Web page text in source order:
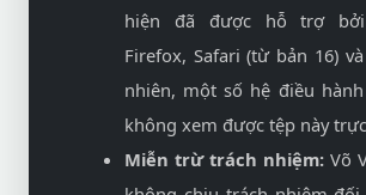
hiện đã được hỗ trợ bởi
Firefox, Safari (từ bản 16)
nhiên, một số hệ điều
không xem được tệp này
Miễn trừ trách nhiệm: Võ